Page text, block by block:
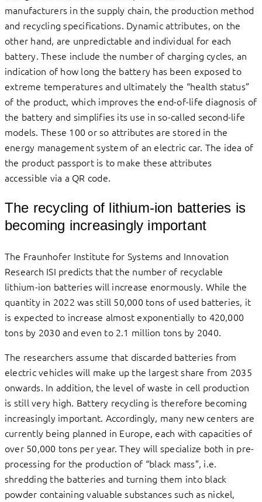
manufacturers in the supply chain, the production method
and recycling specifications. Dynamic attributes, on the
other hand, are unpredictable and individual for each
battery. These include the number of charging cycles, an
indication of how long the battery has been exposed to
extreme temperatures and ultimately the “health status”
of the product, which improves the end-of-life diagnosis of
the battery and simplifies its use in so-called second-life
models. These 100 or so attributes are stored in the
energy management system of an electric car. The idea of
the product passport is to make these attributes
accessible via a QR code.
The recycling of lithium-ion batteries is
becoming increasingly important
The Fraunhofer Institute for Systems and Innovation
Research ISI predicts that the number of recyclable
lithium-ion batteries will increase enormously. While the
quantity in 2022 was still 50,000 tons of used batteries, it
is expected to increase almost exponentially to 420,000
tons by 2030 and even to 2.1 million tons by 2040.
The researchers assume that discarded batteries from
electric vehicles will make up the largest share from 2035
onwards. In addition, the level of waste in cell production
is still very high. Battery recycling is therefore becoming
increasingly important. Accordingly, many new centers are
currently being planned in Europe, each with capacities of
over 50,000 tons per year. They will specialize both in pre-
processing for the production of “black mass”, i.e.
shredding the batteries and turning them into black
powder containing valuable substances such as nickel,